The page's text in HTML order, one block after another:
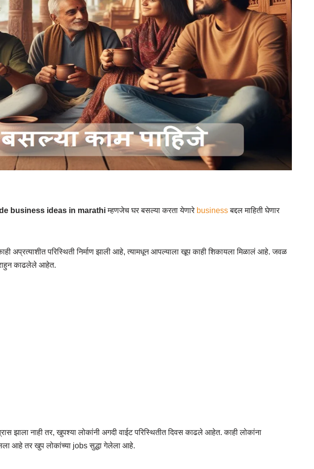
business ideas in marathiम्हणजेच घर बसल्या करता येणारे businessबद्दल माहिती घेणार
अप्रत्याशीत परिस्थिती निर्माण झाली आहे, त्यामधून आपल्याला खूप काही शिकायला मिळालं आहे. जवळ
काढलेले आहेत.
झाला नाही तर, खुपश्या लोकांनी अगदी वाईट परिस्थितीत दिवस काढले आहेत. काही लोकांना
आहे तर खुप लोकांच्या jobs सुद्धा गेलेला आहे.